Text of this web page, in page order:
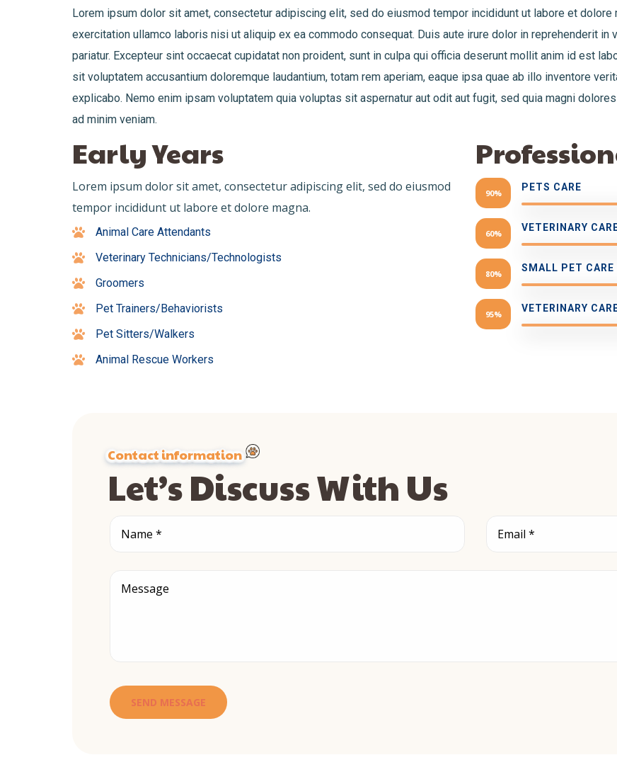
Lorem ipsum dolor sit amet, consectetur adipiscing elit, sed do eiusmod tempor incididunt ut labore et dolore
exercitation ullamco laboris nisi ut aliquip ex ea commodo consequat. Duis aute irure dolor in reprehenderit
pariatur. Excepteur sint occaecat cupidatat non proident, sunt in culpa qui officia deserunt mollit anim id est
sit voluptatem accusantium doloremque laudantium, totam rem aperiam, eaque ipsa quae ab illo inventore
explicabo. Nemo enim ipsam voluptatem quia voluptas sit aspernatur aut odit aut fugit, sed quia magni
ad minim veniam.
Early Years
Lorem ipsum dolor sit amet, consectetur adipiscing elit, sed do eiusmod
tempor incididunt ut labore et dolore magna.
Animal Care Attendants
Veterinary Technicians/Technologists
Groomers
Pet Trainers/Behaviorists
Pet Sitters/Walkers
Animal Rescue Workers
PETS CARE
90%
VETERINARY
60%
SMALL PET CARE
80%
VETERINARY
95%
Contact information
Let’s Discuss With Us